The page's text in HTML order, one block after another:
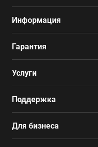
Информация
Гарантия
Услуги
Поддержка
Для бизнеса